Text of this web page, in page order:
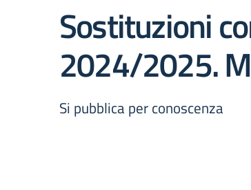
Sostituzioni
2024/2025.
Si pubblica per conoscenza